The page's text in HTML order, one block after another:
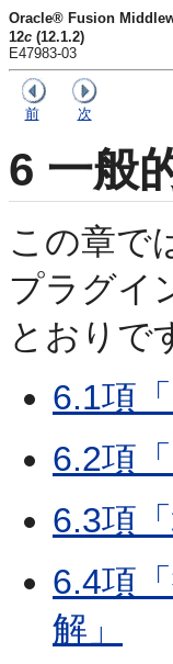
Oracle® Fusion
12c (12.1.2)
E47983-03
前 次
6 一般
この章で
プラグイ
とおりで
6.1項
6.2項
6.3項
6.4項
解」